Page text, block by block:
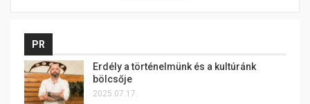
PR
Erdély a történelmünk és a kultúránk
bölcsője
2025.07.17.